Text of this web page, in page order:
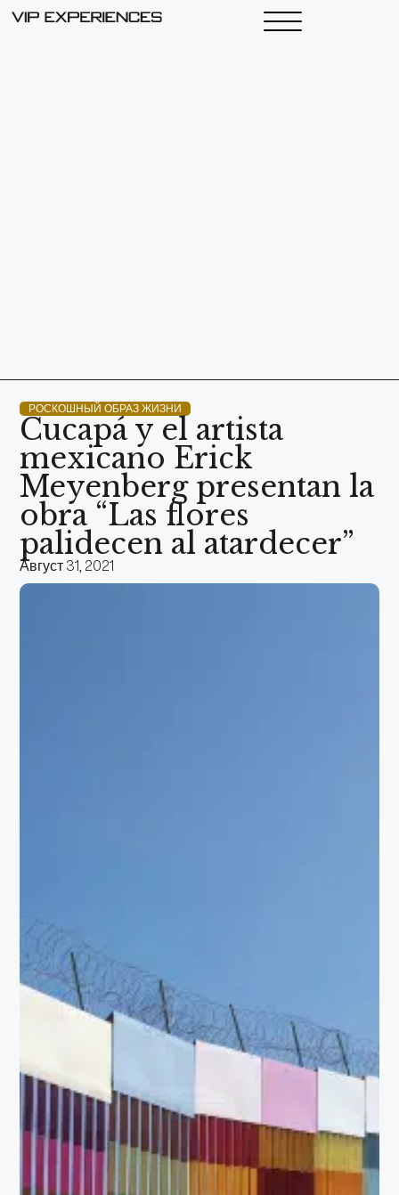
РОСКОШНЫЙ ОБРАЗ ЖИЗНИ
Cucapá y el artista
mexicano Erick
Meyenberg presentan la
obra “Las flores
palidecen al atardecer”
Август 31, 2021